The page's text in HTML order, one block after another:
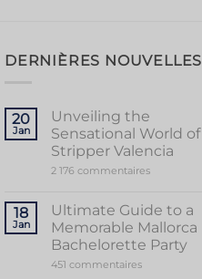
DERNIÈRES NOUVELLES
20
Jan
Unveiling the
Sensational World of
Stripper Valencia
2 176 commentairessur
Sensational
World
of
Stripper
Valencia
18
Jan
Ultimate Guide to a
Memorable Mallorca
Bachelorette Party
451 commentairessur